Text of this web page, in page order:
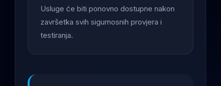
Usluge će biti ponovno dostupne nakon
završetka svih sigurnosnih provjera i
testiranja.